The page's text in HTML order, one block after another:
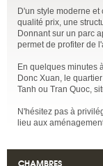
D'un style moderne et
qualité prix, une
Donnant sur un parc
permet de profiter de
En quelques minutes
Donc Xuan, le
Tanh ou Tran Quoc,
N'hésitez pas à
lieu aux
CHAMBRES